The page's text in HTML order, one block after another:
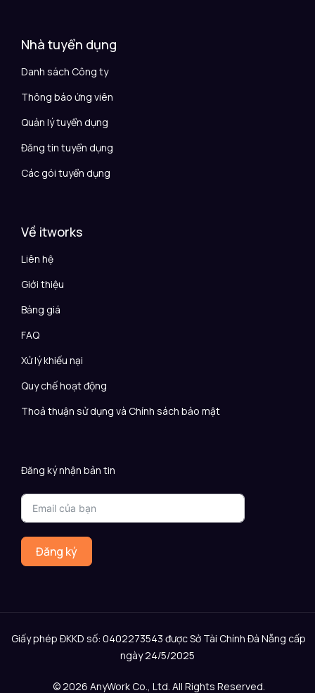
Nhà tuyển dụng
Danh sách Công ty
Thông báo ứng viên
Quản lý tuyển dụng
Đăng tin tuyển dụng
Các gói tuyển dụng
Về itworks
Liên hệ
Giới thiệu
Bảng giá
FAQ
Xử lý khiếu nại
Quy chế hoạt động
Thoả thuận sử dụng và Chính sách bảo mật
Đăng ký nhận bản tin
Đăng ký
Giấy phép ĐKKD số: 0402273543 được Sở Tài Chính Đà Nẵng cấp
ngày 24/5/2025
© 2026 AnyWork Co., Ltd. All Rights Reserved.